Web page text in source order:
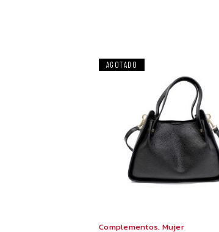
AGOTADO
Complementos, Mujer